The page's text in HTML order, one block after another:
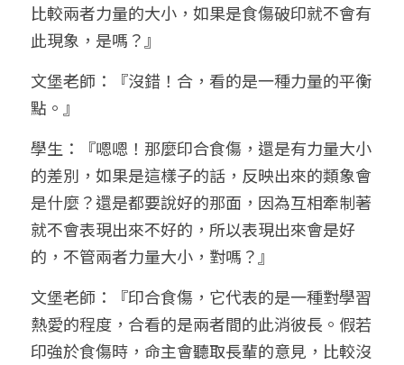
團隊訓練營
五行八字線上班
比較兩者力量的大小，如果是食傷破印就不會有
此現象，是嗎？』
文堡老師：『沒錯！合，看的是一種力量的平衡
點。』
學生：『嗯嗯！那麼印合食傷，還是有力量大小
的差別，如果是這樣子的話，反映出來的類象會
是什麼？還是都要說好的那面，因為互相牽制著
就不會表現出來不好的，所以表現出來會是好
的，不管兩者力量大小，對嗎？』
文堡老師：『印合食傷，它代表的是一種對學習
熱愛的程度，合看的是兩者間的此消彼長。假若
印強於食傷時，命主會聽取長輩的意見，比較沒